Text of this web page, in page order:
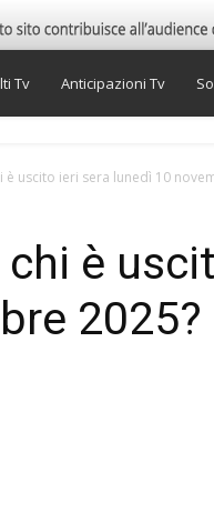
Tv Anticipazioni Tv
è uscito ieri sera lunedì 10
chi è
2025?